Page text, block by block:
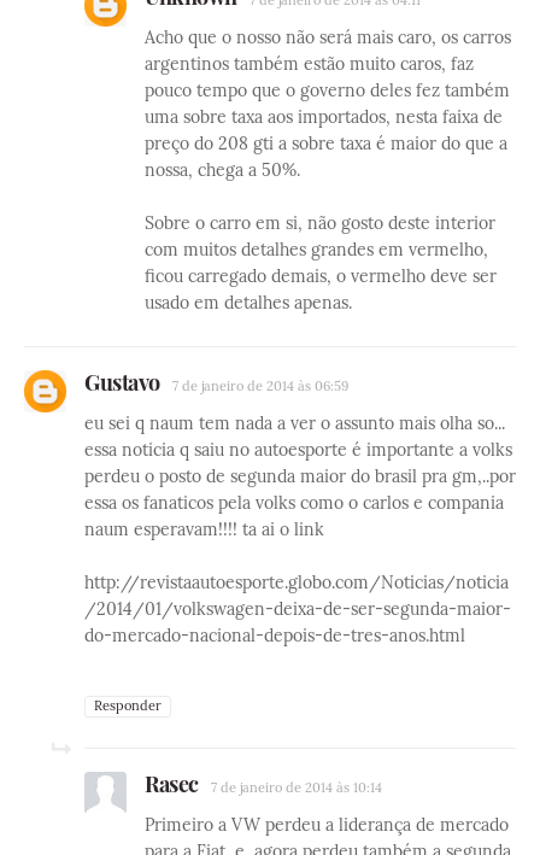
Acho que o nosso não será mais caro, os carros
argentinos também estão muito caros, faz
pouco tempo que o governo deles fez também
uma sobre taxa aos importados, nesta faixa de
preço do 208 gti a sobre taxa é maior do que a
nossa, chega a 50%.
Sobre o carro em si, não gosto deste interior
com muitos detalhes grandes em vermelho,
ficou carregado demais, o vermelho deve ser
usado em detalhes apenas.
Gustavo 7 de janeiro de 2014 às 06:59
eu sei q naum tem nada a ver o assunto mais olha so...
essa noticia q saiu no autoesporte é importante a volks
perdeu o posto de segunda maior do brasil pra gm,..por
essa os fanaticos pela volks como o carlos e compania
naum esperavam!!!! ta ai o link
http://revistaautoesporte.globo.com/Noticias/noticia
/2014/01/volkswagen-deixa-de-ser-segunda-maior-
do-mercado-nacional-depois-de-tres-anos.html
Responder
Rasec 7 de janeiro de 2014 às 10:14
Primeiro a VW perdeu a liderança de mercado